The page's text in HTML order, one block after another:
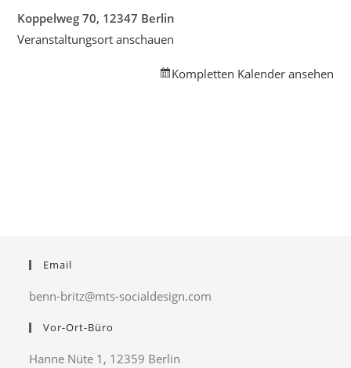
Koppelweg 70, 12347 Berlin
Veranstaltungsort anschauen
Kompletten Kalender ansehen
Email
benn-britz@mts-socialdesign.com
Vor-Ort-Büro
Hanne Nüte 1, 12359 Berlin